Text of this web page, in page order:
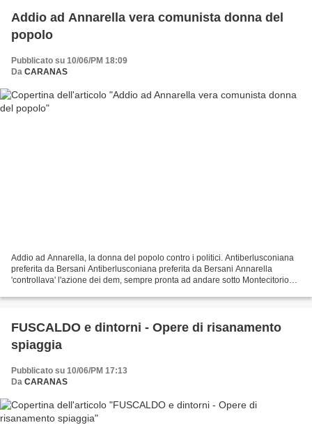
Addio ad Annarella vera comunista donna del
popolo
Pubblicato su 10/06/PM 18:09
Da CARANAS
Addio ad Annarella, la donna del popolo contro i politici. Antiberlusconiana
preferita da Bersani Antiberlusconiana preferita da Bersani Annarella
'controllava' l'azione dei dem, sempre pronta ad andare sotto Montecitorio
FUSCALDO e dintorni - Opere di risanamento
spiaggia
Pubblicato su 10/06/PM 17:13
Da CARANAS